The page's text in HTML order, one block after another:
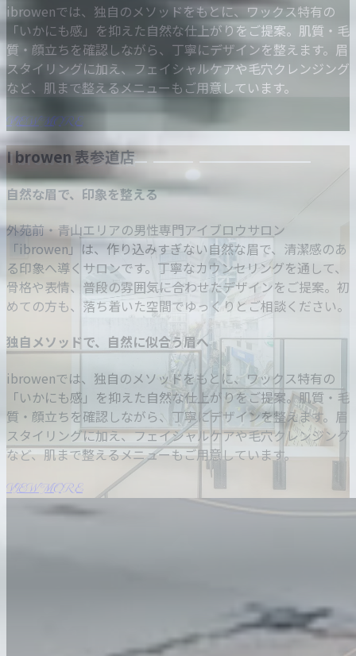
ibrowenでは、独自のメソッドをもとに、ワックス特有の
「いかにも感」を抑えた自然な仕上がりをご提案。肌質・毛
質・顔立ちを確認しながら、丁寧にデザインを整えます。眉
スタイリングに加え、フェイシャルケアや毛穴クレンジング
など、肌まで整えるメニューもご用意しています。
VIEW MORE
I browen 表参道店
自然な眉で、印象を整える
外苑前・青山エリアの男性専門アイブロウサロン
「ibrowen」は、作り込みすぎない自然な眉で、清潔感のあ
る印象へ導くサロンです。丁寧なカウンセリングを通して、
骨格や表情、普段の雰囲気に合わせたデザインをご提案。初
めての方も、落ち着いた空間でゆっくりとご相談ください。
独自メソッドで、自然に似合う眉へ
ibrowenでは、独自のメソッドをもとに、ワックス特有の
「いかにも感」を抑えた自然な仕上がりをご提案。肌質・毛
質・顔立ちを確認しながら、丁寧にデザインを整えます。眉
スタイリングに加え、フェイシャルケアや毛穴クレンジング
など、肌まで整えるメニューもご用意しています。
VIEW MORE